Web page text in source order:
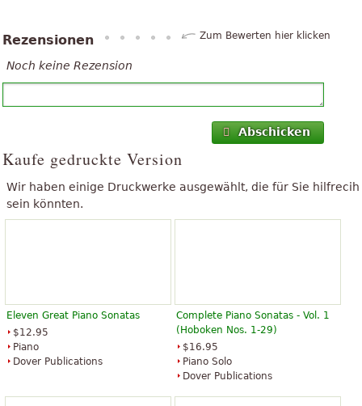
Rezensionen Zum Bewerten hier klicken
Noch keine Rezension
Abschicken
Kaufe gedruckte Version
Wir haben einige Druckwerke ausgewählt, die für Sie hilfrecih
sein könnten.
Eleven Great Piano Sonatas
$12.95
Piano
Dover Publications
Complete Piano Sonatas - Vol. 1
(Hoboken Nos. 1-29)
$16.95
Piano Solo
Dover Publications